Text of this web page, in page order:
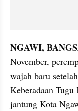
NGAWI,
November,
wajah baru
Keberadaan
jantung Kota